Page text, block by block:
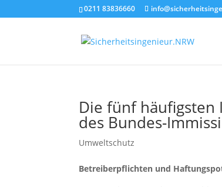
0211 83836660
Die fünf
des Bundes-
Umweltschutz
Betreiberpflichten und